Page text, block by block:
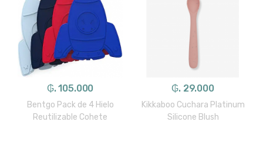
₲. 105.000
Bentgo Pack de 4 Hielo
Reutilizable Cohete
₲. 29.000
Kikkaboo Cuchara Platinum
Silicone Blush